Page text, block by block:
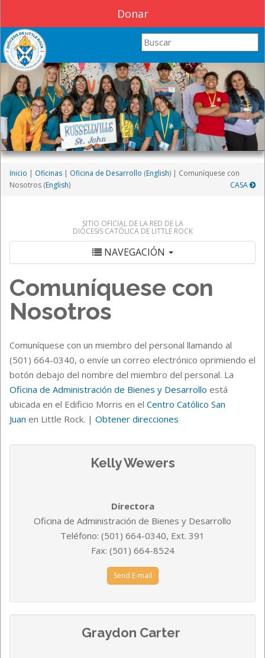
Donar
Search this site
Inicio | Oficinas | Oficina de Desarrollo (English) | Comuníquese con
Nosotros (English) CASA
SITIO OFICIAL DE LA RED DE LA
DIÓCESIS CATÓLICA DE LITTLE ROCK
NAVEGACIÓN
Comuníquese con
Nosotros
Comuníquese con un miembro del personal llamando al
(501) 664-0340, o envíe un correo electrónico oprimiendo el
botón debajo del nombre del miembro del personal. La
Oficina de Administración de Bienes y Desarrollo está
ubicada en el Edificio Morris en el Centro Católico San
Juan en Little Rock. | Obtener direcciones
Kelly Wewers
Directora
Oficina de Administración de Bienes y Desarrollo
Teléfono: (501) 664-0340, Ext. 391
Fax: (501) 664-8524
Send E-mail
Graydon Carter